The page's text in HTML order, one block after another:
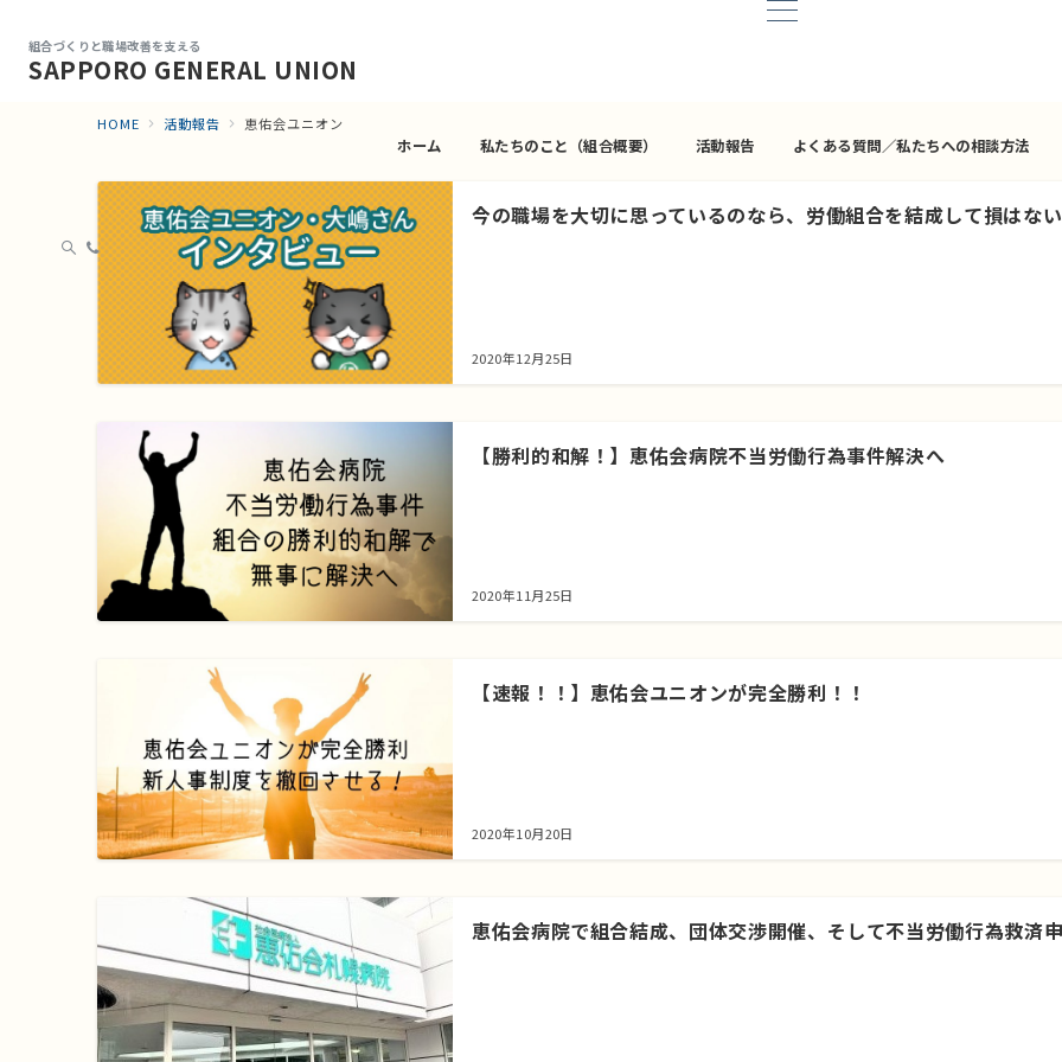
組合づくりと職場改善を支える
SAPPORO GENERAL UNION
ホーム 私たちのこと（組合概要） 活動報告 よくある質問／私たちへの相談方法
HOME 活動報告 恵佑会ユニオン
今の職場を大切に思っているのなら、労働組合を結成して損はな
2020年12月25日
【勝利的和解！】恵佑会病院不当労働行為事件解決へ
2020年11月25日
【速報！！】恵佑会ユニオンが完全勝利！！
2020年10月20日
恵佑会病院で組合結成、団体交渉開催、そして不当労働行為救済